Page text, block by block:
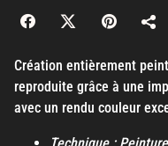
Création entièrement
reproduite grâce à une
avec un rendu couleur